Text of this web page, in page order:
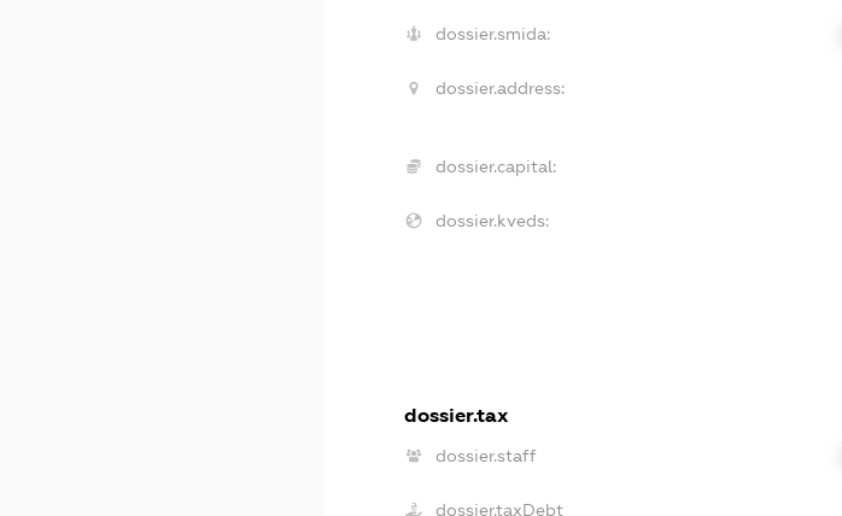
dossier.smida:
dossier.address:
dossier.capital:
dossier.kveds:
dossier.tax
dossier.staff
dossier.taxDebt